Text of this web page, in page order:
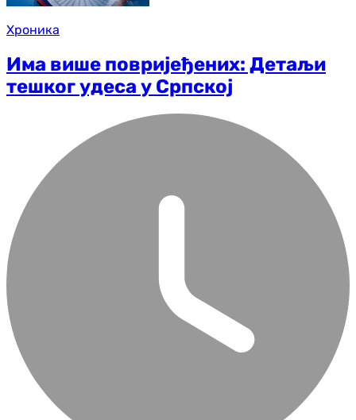
Хроника
Има више повријеђених: Детаљи
тешког удеса у Српској